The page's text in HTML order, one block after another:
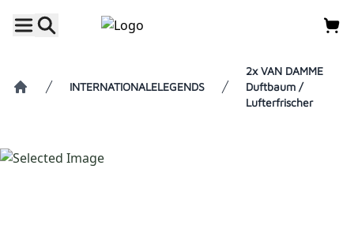
INTERNATIONALELEGENDS
2x VAN DAMME
Duftbaum /
Lufterfrischer